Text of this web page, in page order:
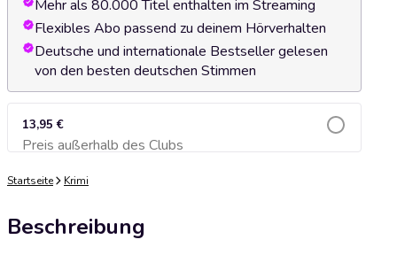
Mehr als 80.000 Titel enthalten im Streaming
Flexibles Abo passend zu deinem Hörverhalten
Deutsche und internationale Bestseller gelesen
von den besten deutschen Stimmen
13,95 €
Preis außerhalb des ClubsZum Warenkorb hinzufügen
Startseite Krimi
Beschreibung